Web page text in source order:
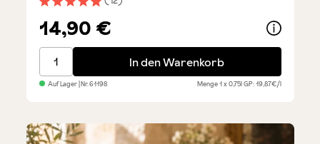
Durchschnittliche Bewertung von 4.9 von 5 Sternen
14,90 €
Primitivo di Manduria DOP – Testsieger Rotwein
In den Warenkorb
Auf Lager| Nr.61198 Menge1 x 0,75lGP: 19,87€/l